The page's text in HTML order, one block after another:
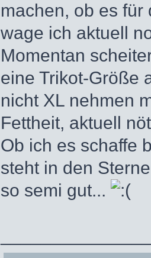
machen, ob es
wage ich aktuell
Momentan
eine Trikot-Größe
nicht XL nehmen
Fettheit, aktuell
Ob ich es schaffe
steht in den
so semi gut...